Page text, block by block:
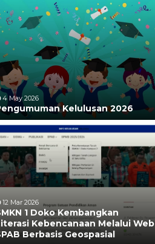
4 May 2026
Kelulusan 2026
12 Mar 2026
1 Doko Kembangkan
Kebencanaan Melalui Web
Berbasis Geospasial